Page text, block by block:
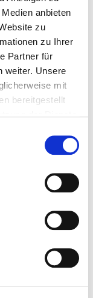
anbieten
zu
zu Ihrer
Partner für
weiter. Unsere
mit
bereitgestellt
spätestens
dem es die
Stadt zu
und 2-3